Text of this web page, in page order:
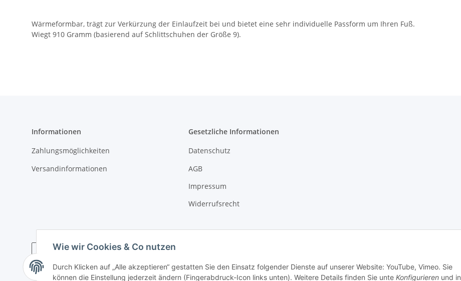
Wärmeformbar, trägt zur Verkürzung der Einlaufzeit bei und bietet eine sehr individuelle Passform um Ihren Fuß.
Wiegt 910 Gramm (basierend auf Schlittschuhen der Größe 9).
Informationen
Zahlungsmöglichkeiten
Versandinformationen
Gesetzliche Informationen
Datenschutz
AGB
Impressum
Widerrufsrecht
* Alle Preise inkl. gesetzlicher USt., zzgl. Versand
Wie wir Cookies & Co nutzen
Durch Klicken auf „Alle akzeptieren“ gestatten Sie den Einsatz folgender Dienste auf unserer Website: YouTube, Vimeo. Sie
können die Einstellung jederzeit ändern (Fingerabdruck-Icon links unten). Weitere Details finden Sie unte Konfigurieren und in